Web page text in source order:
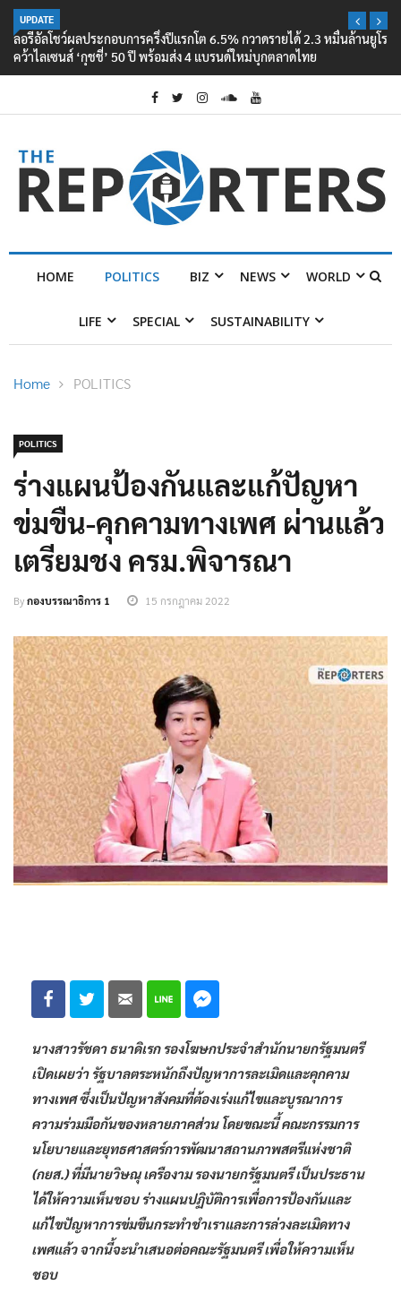
UPDATE
ลอรีอัลโชว์ผลประกอบการครึ่งปีแรกโต 6.5% กวาดรายได้ 2.3 หมื่นล้านยูโร
คว้าไลเซนส์ ‘กุชชี่’ 50 ปี พร้อมส่ง 4 แบรนด์ใหม่บุกตลาดไทย
HOME POLITICS BIZ NEWS WORLD
LIFE SPECIAL SUSTAINABILITY
Home POLITICS
POLITICS
ร่างแผนป้องกันและแก้ปัญหา
ข่มขืน-คุกคามทางเพศ ผ่านแล้ว
เตรียมชง ครม.พิจารณา
Byกองบรรณาธิการ 1 15 กรกฎาคม 2022
นางสาวรัชดา ธนาดิเรก รองโฆษกประจำสำนักนายกรัฐมนตรี
เปิดเผยว่า รัฐบาลตระหนักถึงปัญหาการละเมิดและคุกคาม
ทางเพศ ซึ่งเป็นปัญหาสังคมที่ต้องเร่งแก้ไขและบูรณาการ
ความร่วมมือกันของหลายภาคส่วน โดยขณะนี้ คณะกรรมการ
นโยบายและยุทธศาสตร์การพัฒนาสถานภาพสตรีแห่งชาติ
(กยส.) ที่มีนายวิษณุ เครืองาม รองนายกรัฐมนตรี เป็นประธาน
ได้ให้ความเห็นชอบ ร่างแผนปฏิบัติการเพื่อการป้องกันและ
แก้ไขปัญหาการข่มขืนกระทำชำเราและการล่วงละเมิดทาง
เพศแล้ว จากนี้จะนำเสนอต่อคณะรัฐมนตรี เพื่อให้ความเห็น
ชอบ